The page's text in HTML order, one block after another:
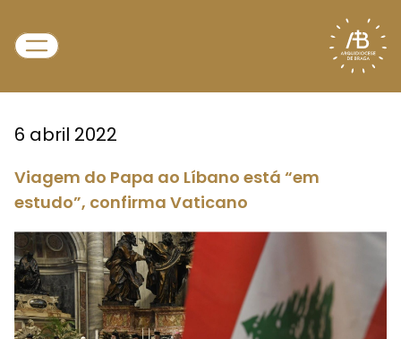
6 abril 2022
Viagem do Papa ao Líbano está “em
estudo”, confirma Vaticano